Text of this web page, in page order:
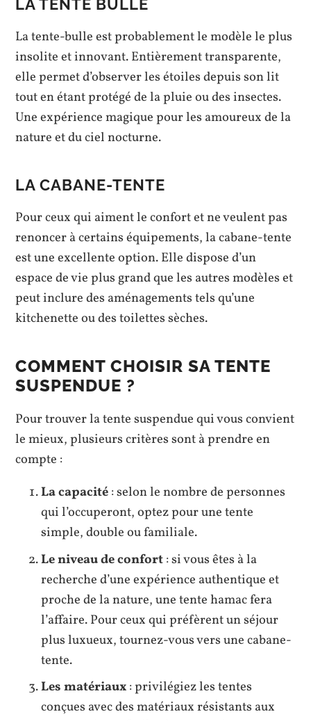
LA TENTE BULLE
La tente-bulle est probablement le modèle le plus
insolite et innovant. Entièrement transparente,
elle permet d’observer les étoiles depuis son lit
tout en étant protégé de la pluie ou des insectes.
Une expérience magique pour les amoureux de la
nature et du ciel nocturne.
LA CABANE-TENTE
Pour ceux qui aiment le confort et ne veulent pas
renoncer à certains équipements, la cabane-tente
est une excellente option. Elle dispose d’un
espace de vie plus grand que les autres modèles et
peut inclure des aménagements tels qu’une
kitchenette ou des toilettes sèches.
COMMENT CHOISIR SA TENTE
SUSPENDUE ?
Pour trouver la tente suspendue qui vous convient
le mieux, plusieurs critères sont à prendre en
compte :
La capacité: selon le nombre de personnes
qui l’occuperont, optez pour une tente
simple, double ou familiale.
Le niveau de confort: si vous êtes à la
recherche d’une expérience authentique et
proche de la nature, une tente hamac fera
l’affaire. Pour ceux qui préfèrent un séjour
plus luxueux, tournez-vous vers une cabane-
tente.
Les matériaux: privilégiez les tentes
conçues avec des matériaux résistants aux